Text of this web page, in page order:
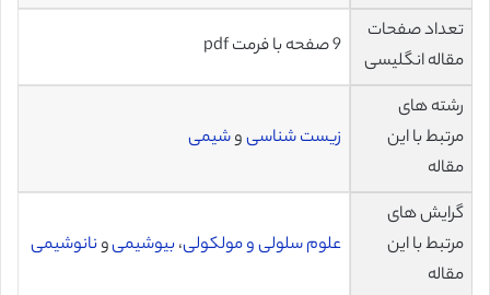
تعداد صفحات
مقاله انگلیسی
9 صفحه با فرمت pdf
رشته های
مرتبط با این
مقاله
زیست شناسیوشیمی
گرایش های
مرتبط با این
مقاله
علوم سلولی و مولکولی،بیوشیمیونانوشیمی